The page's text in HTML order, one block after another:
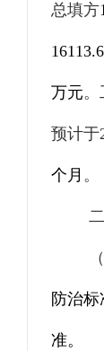
总填方
万元。
预计于
个月 。
防治
准。